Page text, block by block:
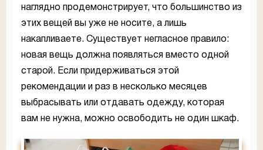
наглядно продемонстрирует, что большинство из
этих вещей вы уже не носите, а лишь
накапливаете. Существует негласное правило:
новая вещь должна появляться вместо одной
старой. Если придерживаться этой
рекомендации и раз в несколько месяцев
выбрасывать или отдавать одежду, которая
вам не нужна, можно освободить не один шкаф.